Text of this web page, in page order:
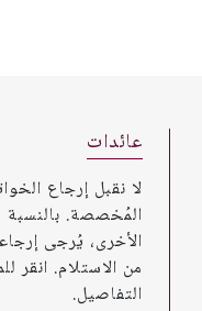
عائدات
لا نقبل إرجاع
المُخصصة. بالنسبة
من الاستلام. انقر
التفاصيل.